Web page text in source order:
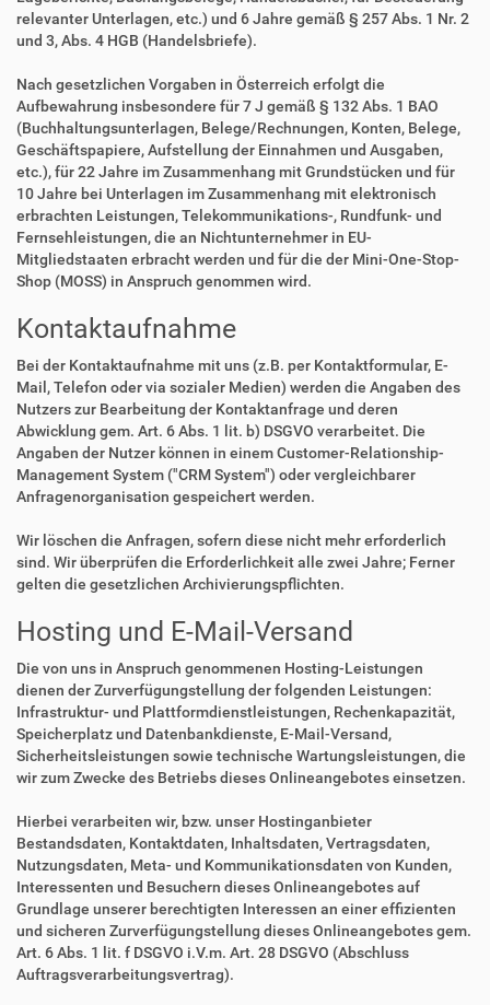
relevanter Unterlagen, etc.) und 6 Jahre gemäß § 257 Abs. 1 Nr. 2
und 3, Abs. 4 HGB (Handelsbriefe).
Nach gesetzlichen Vorgaben in Österreich erfolgt die
Aufbewahrung insbesondere für 7 J gemäß § 132 Abs. 1 BAO
(Buchhaltungsunterlagen, Belege/Rechnungen, Konten, Belege,
Geschäftspapiere, Aufstellung der Einnahmen und Ausgaben,
etc.), für 22 Jahre im Zusammenhang mit Grundstücken und für
10 Jahre bei Unterlagen im Zusammenhang mit elektronisch
erbrachten Leistungen, Telekommunikations-, Rundfunk- und
Fernsehleistungen, die an Nichtunternehmer in EU-
Mitgliedstaaten erbracht werden und für die der Mini-One-Stop-
Shop (MOSS) in Anspruch genommen wird.
Kontaktaufnahme
Bei der Kontaktaufnahme mit uns (z.B. per Kontaktformular, E-
Mail, Telefon oder via sozialer Medien) werden die Angaben des
Nutzers zur Bearbeitung der Kontaktanfrage und deren
Abwicklung gem. Art. 6 Abs. 1 lit. b) DSGVO verarbeitet. Die
Angaben der Nutzer können in einem Customer-Relationship-
Management System ("CRM System") oder vergleichbarer
Anfragenorganisation gespeichert werden.
Wir löschen die Anfragen, sofern diese nicht mehr erforderlich
sind. Wir überprüfen die Erforderlichkeit alle zwei Jahre; Ferner
gelten die gesetzlichen Archivierungspflichten.
Hosting und E-Mail-Versand
Die von uns in Anspruch genommenen Hosting-Leistungen
dienen der Zurverfügungstellung der folgenden Leistungen:
Infrastruktur- und Plattformdienstleistungen, Rechenkapazität,
Speicherplatz und Datenbankdienste, E-Mail-Versand,
Sicherheitsleistungen sowie technische Wartungsleistungen, die
wir zum Zwecke des Betriebs dieses Onlineangebotes einsetzen.
Hierbei verarbeiten wir, bzw. unser Hostinganbieter
Bestandsdaten, Kontaktdaten, Inhaltsdaten, Vertragsdaten,
Nutzungsdaten, Meta- und Kommunikationsdaten von Kunden,
Interessenten und Besuchern dieses Onlineangebotes auf
Grundlage unserer berechtigten Interessen an einer effizienten
und sicheren Zurverfügungstellung dieses Onlineangebotes gem.
Art. 6 Abs. 1 lit. f DSGVO i.V.m. Art. 28 DSGVO (Abschluss
Auftragsverarbeitungsvertrag).